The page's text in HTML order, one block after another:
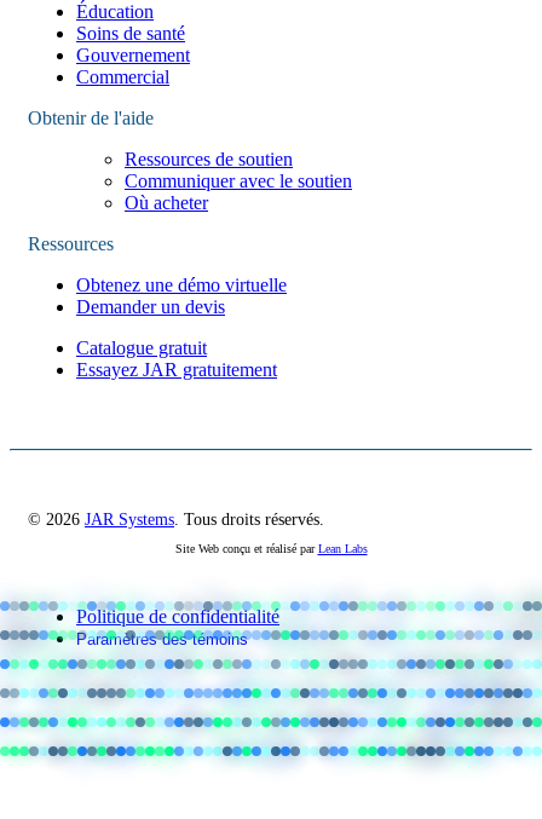
Éducation
Soins de santé
Gouvernement
Commercial
Obtenir de l'aide
Ressources de soutien
Communiquer avec le soutien
Où acheter
Ressources
Obtenez une démo virtuelle
Demander un devis
Catalogue gratuit
Essayez JAR gratuitement
© 2026 JAR Systems. Tous droits réservés.
Site Web conçu et réalisé parLean Labs
Politique de confidentialité
Paramètres des témoins